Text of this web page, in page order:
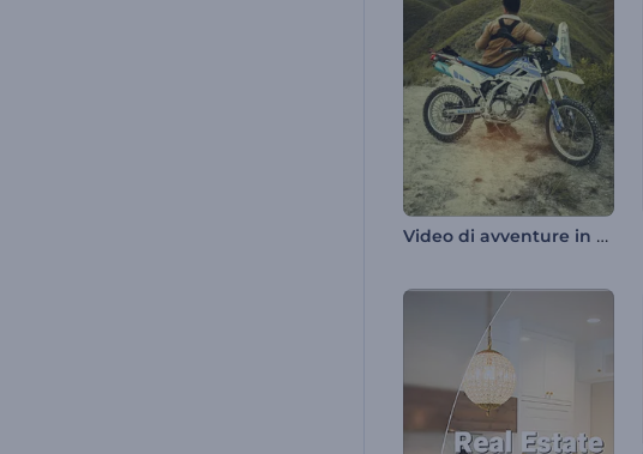
Video di avventure in moto